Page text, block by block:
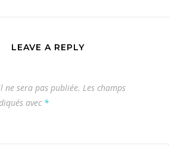
LEAVE A REPLY
ne sera pas publiée. Les champs
avec *